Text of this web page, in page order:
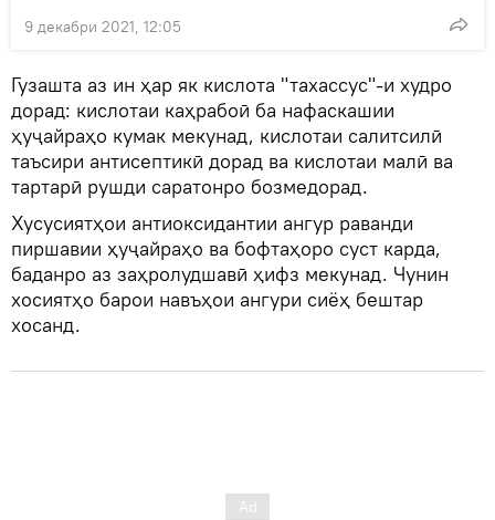
9 декабри 2021, 12:05
Гузашта аз ин ҳар як кислота "тахассус"-и худро
дорад: кислотаи каҳрабоӣ ба нафаскашии
ҳуҷайраҳо кумак мекунад, кислотаи салитсилӣ
таъсири антисептикӣ дорад ва кислотаи малӣ ва
тартарӣ рушди саратонро бозмедорад.
Хусусиятҳои антиоксидантии ангур раванди
пиршавии ҳуҷайраҳо ва бофтаҳоро суст карда,
баданро аз заҳролудшавӣ ҳифз мекунад. Чунин
хосиятҳо барои навъҳои ангури сиёҳ бештар
хосанд.